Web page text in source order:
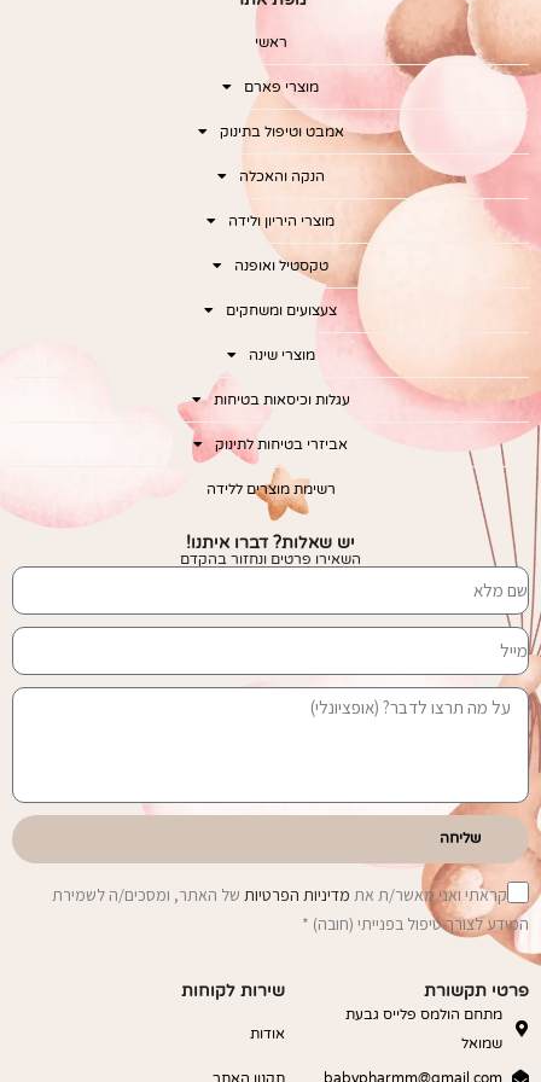
יש שאלות? דברו איתנו!
השאירו פרטים ונחזור בהקדם
שליחה
קראתי ואני מאשר/ת את מדיניות הפרטיות של האתר, ומסכים/ה לשמירת
המידע לצורך טיפול בפנייתי (חובה) *
ראשי
מוצרי פארם
אמבט וטיפול בתינוק
הנקה והאכלה
מוצרי היריון ולידה
טקסטיל ואופנה
צעצועים ומשחקים
מוצרי שינה
עגלות וכיסאות בטיחות
אביזרי בטיחות לתינוק
רשימת מוצרים ללידה
פרטי תקשורת
מתחם הולמס פלייס גבעת
שמואל
babypharmm@gmail.com
שירות לקוחות
אודות
תקנון האתר